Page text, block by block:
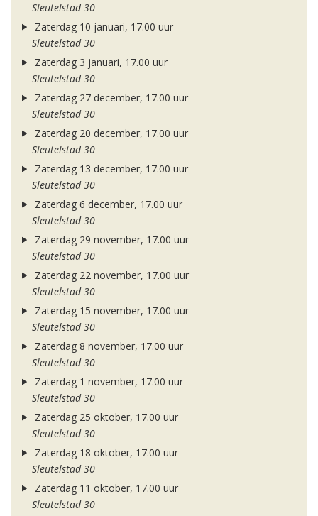
Sleutelstad 30
Zaterdag 10 januari, 17.00 uur
Sleutelstad 30
Zaterdag 3 januari, 17.00 uur
Sleutelstad 30
Zaterdag 27 december, 17.00 uur
Sleutelstad 30
Zaterdag 20 december, 17.00 uur
Sleutelstad 30
Zaterdag 13 december, 17.00 uur
Sleutelstad 30
Zaterdag 6 december, 17.00 uur
Sleutelstad 30
Zaterdag 29 november, 17.00 uur
Sleutelstad 30
Zaterdag 22 november, 17.00 uur
Sleutelstad 30
Zaterdag 15 november, 17.00 uur
Sleutelstad 30
Zaterdag 8 november, 17.00 uur
Sleutelstad 30
Zaterdag 1 november, 17.00 uur
Sleutelstad 30
Zaterdag 25 oktober, 17.00 uur
Sleutelstad 30
Zaterdag 18 oktober, 17.00 uur
Sleutelstad 30
Zaterdag 11 oktober, 17.00 uur
Sleutelstad 30